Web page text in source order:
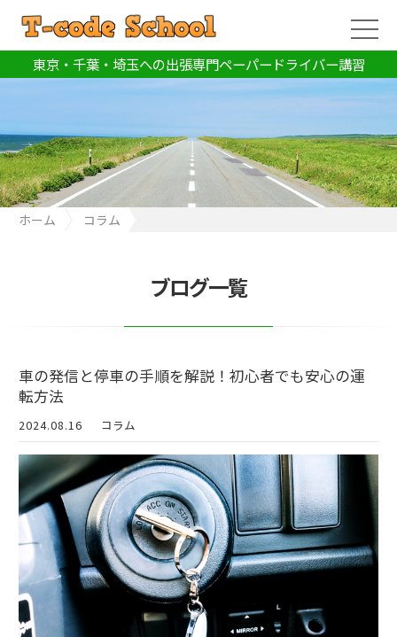
東京・千葉・埼玉への出張専門ペーパードライバー講習
ホーム
コラム
ブログ一覧
車の発信と停車の手順を解説！初心者でも安心の運
転方法
2024.08.16 コラム